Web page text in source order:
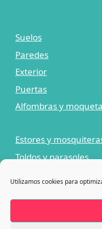
Utilizamos cookies para
Suelos
Paredes
Exterior
Puertas
Alfombras y
Estores y
Toldos y parasoles
Contacto